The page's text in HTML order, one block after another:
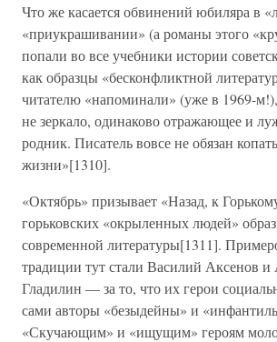
Что же касается обвинений юбиляра в
«приукрашивании» (а романы этого
попали во все учебники истории
как образцы «бесконфликтной
читателю «напоминали» (уже в 1969-м!),
не зеркало, одинаково отражающее и
родник. Писатель вовсе не обязан
жизни»[1310].
«Октябрь» призывает «Назад, к
горьковских «окрыленных людей»
современной литературы[1311].
традиции тут стали Василий Аксенов и
Гладилин — за то, что их герои
сами авторы «безыдейны» и
«Скучающим» и «ищущим» героям